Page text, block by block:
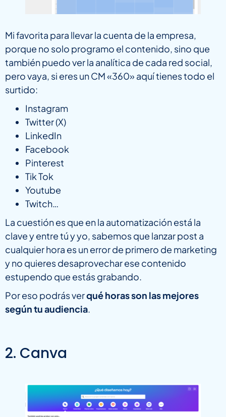
Mi favorita para llevar la cuenta de la empresa,
porque no solo programo el contenido, sino que
también puedo ver la analítica de cada red social,
pero vaya, si eres un CM «360» aquí tienes todo el
surtido:
Instagram
Twitter (X)
LinkedIn
Facebook
Pinterest
Tik Tok
Youtube
Twitch…
La cuestión es que en la automatización está la
clave y entre tú y yo, sabemos que lanzar post a
cualquier hora es un error de primero de marketing
y no quieres desaprovechar ese contenido
estupendo que estás grabando.
Por eso podrás verqué horas son las mejores
según tu audiencia.
2. Canva